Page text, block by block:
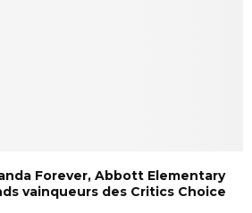
Forever, Abbott Elementary
vainqueurs des Critics Choice